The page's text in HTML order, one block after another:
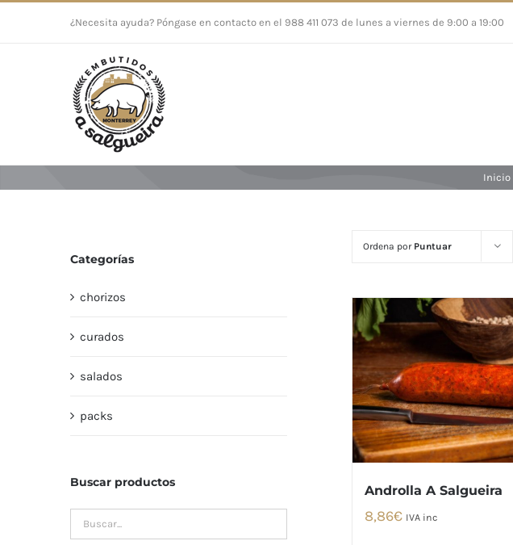
¿Necesita ayuda? Póngase en contacto en el 988 411 073 de lunes a viernes de 9:00 a 19:00
Inicio
Ordena por Puntuar
Androlla A Salgueira
8,86€ IVA inc
Categorías
chorizos
curados
salados
packs
Buscar productos